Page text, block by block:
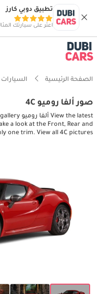
تطبيق دوبي كارز
اعثر على سيارتك
الصفحة الرئيسية السيارات
صور ألفا روميو 4C
a look at the Front, Rear and
one trim. View all 4C pictures.